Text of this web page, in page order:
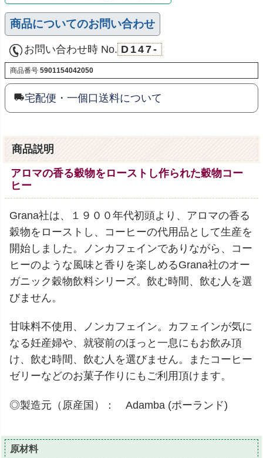
商品についてのお問い合わせ
お問い合わせ時 No. D147-
商品番号 5901154042050
宅配便・一個口送料について
商品説明
アロマの香る穀物をローストし作られた穀物コー
ヒー
Grana社は、１９００年代初頭より、アロマの香る
穀物をローストし、コーヒーの代用品として生産を
開始しました。ノンカフェインでありながら、コー
ヒーのような風味と香りを楽しめるGrana社のオー
ガニック穀物飲料シリーズ。飲む時間、飲む人を選
びません。
甘味料不使用、ノンカフェイン。カフェインが気に
なる妊産婦や、就寝前のほっと一息にもお飲み頂
け、飲む時間、飲む人を選びません。またコーヒー
ゼリーなどのお菓子作りにもご利用頂けます。
◎製造元（原産国）： Adamba (ポーランド)
原材料